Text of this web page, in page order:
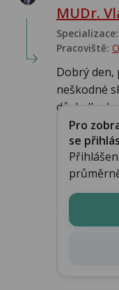
MUDr.
Specializace:
Pracoviště:
Dobrý den,
neškodné
důsledku l...
Pro
se